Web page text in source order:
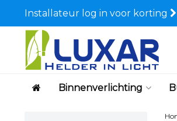
Installateur log in voor korting
Binnenverlichting